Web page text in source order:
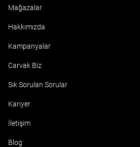
Mağazalar
Hakkımızda
Kampanyalar
Carvak Biz
Sık Sorulan Sorular
Kariyer
İletişim
Blog